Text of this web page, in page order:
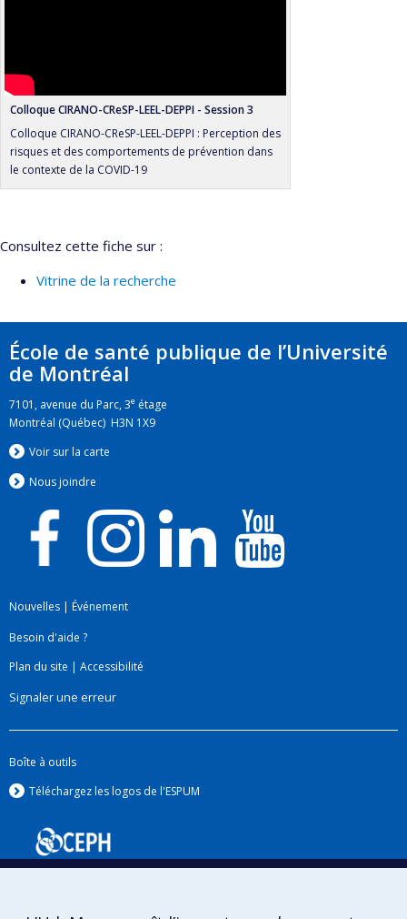
Colloque CIRANO-CReSP-LEEL-DEPPI - Session 3
Colloque CIRANO-CReSP-LEEL-DEPPI : Perception des
risques et des comportements de prévention dans
le contexte de la COVID-19
Consultez cette fiche sur :
Vitrine de la recherche
École de santé publique de l’Université
de Montréal
7101, avenue du Parc, 3e étage
Montréal (Québec) H3N 1X9
Voir sur la carte
Nous joindre
Nouvelles | Événement
Besoin d'aide ?
Plan du site | Accessibilité
Signaler une erreur
Boîte à outils
Téléchargez les logos de l'ESPUM